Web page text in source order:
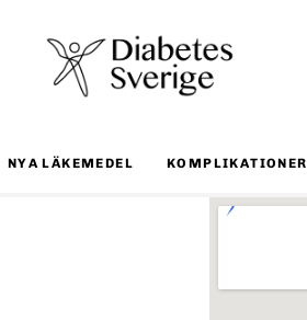
NYA LÄKEMEDEL KOMPLIKATIONER